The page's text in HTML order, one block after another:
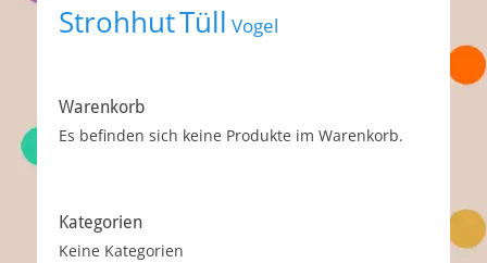
StrohhutTüll Vogel
Warenkorb
Es befinden sich keine Produkte im Warenkorb.
Kategorien
Keine Kategorien